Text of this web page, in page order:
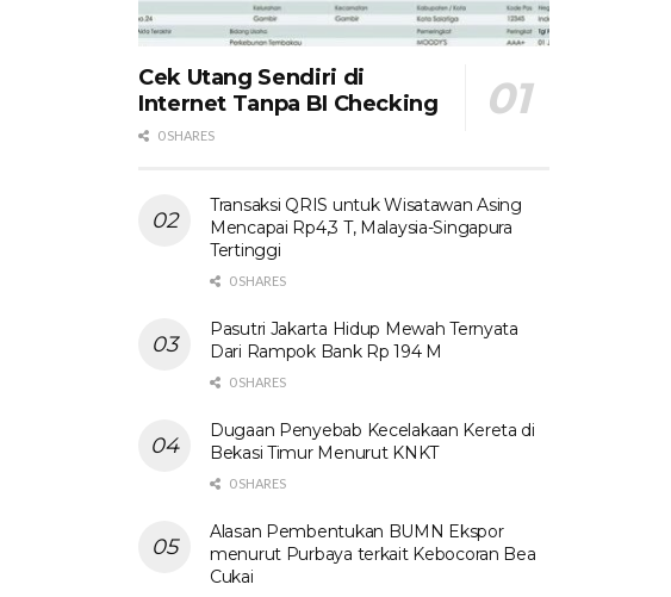
Cek Utang Sendiri di
Internet Tanpa BI Checking
0 SHARES
Transaksi QRIS untuk Wisatawan Asing
Mencapai Rp4,3 T, Malaysia-Singapura
Tertinggi
0 SHARES
Pasutri Jakarta Hidup Mewah Ternyata
Dari Rampok Bank Rp 194 M
0 SHARES
Dugaan Penyebab Kecelakaan Kereta di
Bekasi Timur Menurut KNKT
0 SHARES
Alasan Pembentukan BUMN Ekspor
menurut Purbaya terkait Kebocoran Bea
Cukai